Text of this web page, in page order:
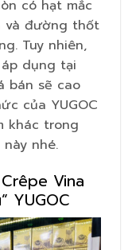
có hạt mắc
và đường thốt
Tuy nhiên,
dụng tại
bán sẽ cao
của YUGOC
khác trong
nhé.
Vina
YUGOC